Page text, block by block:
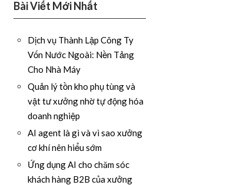
Bài Viết Mới Nhất
Dịch vụ Thành Lập Công Ty
Vốn Nước Ngoài: Nền Tảng
Cho Nhà Máy
Quản lý tồn kho phụ tùng và
vật tư xưởng nhờ tự động hóa
doanh nghiệp
AI agent là gì và vì sao xưởng
cơ khí nên hiểu sớm
Ứng dụng AI cho chăm sóc
khách hàng B2B của xưởng